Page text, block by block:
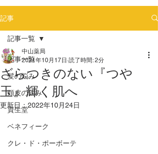
記事
記事一覧
髪の悩み
頭皮の悩み
資生堂
ベネフィーク
クレ・ド・ポーボーテ
記事一覧
ざらつきのない『つや
玉』輝く肌へ
中山薬局
2021年10月17日 読了時間: 2分
更新日：2022年10月24日